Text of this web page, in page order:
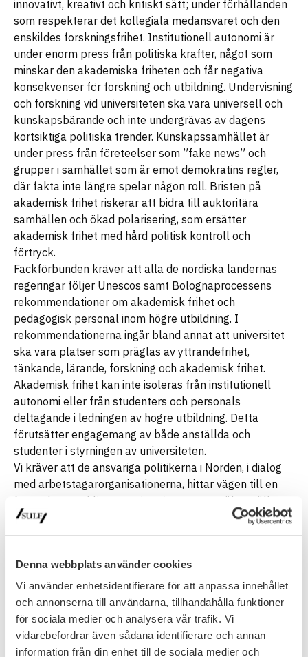
Denna webbplats använder cookies
Vi använder enhetsidentifierare för att anpassa innehållet
och annonserna till användarna, tillhandahålla funktioner
för sociala medier och analysera vår trafik. Vi
vidarebefordrar även sådana identifierare och annan
information från din enhet till de sociala medier och
innovativt, kreativt och kritiskt sätt; under förhållanden
som respekterar det kollegiala medansvaret och den
enskildes forskningsfrihet. Institutionell autonomi är
under enorm press från politiska krafter, något som
minskar den akademiska friheten och får negativa
konsekvenser för forskning och utbildning. Undervisning
och forskning vid universiteten ska vara universell och
kunskapsbärande och inte undergrävas av dagens
kortsiktiga politiska trender. Kunskapssamhället är
under press från företeelser som ”fake news” och
grupper i samhället som är emot demokratins regler,
där fakta inte längre spelar någon roll. Bristen på
akademisk frihet riskerar att bidra till auktoritära
samhällen och ökad polarisering, som ersätter
akademisk frihet med hård politisk kontroll och
förtryck.
Fackförbunden kräver att alla de nordiska ländernas
regeringar följer Unescos samt Bolognaprocessens
rekommendationer om akademisk frihet och
pedagogisk personal inom högre utbildning. I
rekommendationerna ingår bland annat att universitet
ska vara platser som präglas av yttrandefrihet,
tänkande, lärande, forskning och akademisk frihet.
Akademisk frihet kan inte isoleras från institutionell
autonomi eller från studenters och personals
deltagande i ledningen av högre utbildning. Detta
förutsätter engagemang av både anställda och
studenter i styrningen av universiteten.
Vi kräver att de ansvariga politikerna i Norden, i dialog
med arbetstagarorganisationerna, hittar vägen till en
framtida utveckling av universiteten som säkerställer
yrkes- och utbildningsfrihet och kvalitet.